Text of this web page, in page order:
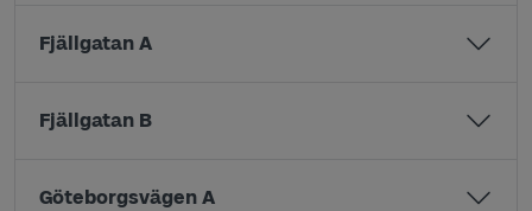
Fjällgatan A
Fjällgatan B
Göteborgsvägen A